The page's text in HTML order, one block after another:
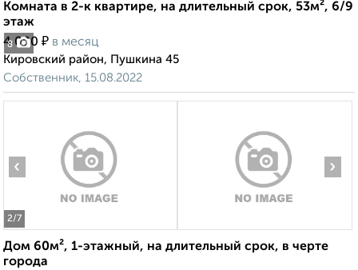
8
Комната в 2-к квартире, на длительный срок, 53м², 6/9
этаж
4 000 ₽ в месяц
Кировский район, Пушкина 45
Собственник, 15.08.2022
2/7
‹ ›
Дом 60м², 1-этажный, на длительный срок, в черте
города